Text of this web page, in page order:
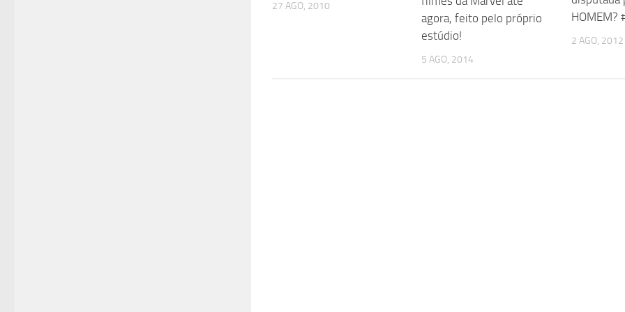
27 AGO, 2010
agora, feito pelo próprio
estúdio!
5 AGO, 2014
HOMEM?
2 AGO, 2012